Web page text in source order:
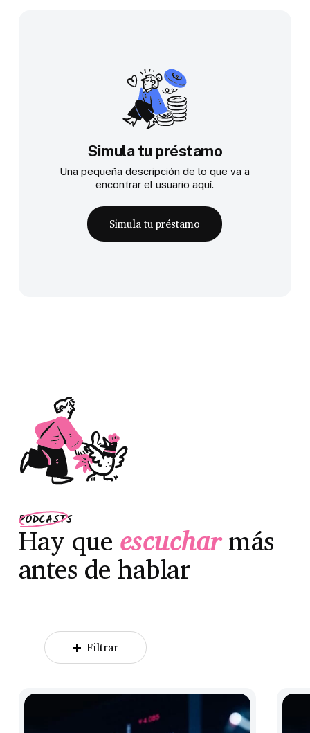
Simula tu préstamo
Una pequeña descripción de lo que va a
encontrar el usuario aquí.
Simula tu préstamo
PODCASTS
Hay queescucharmás
antes de hablar
Filtrar
Be
Be